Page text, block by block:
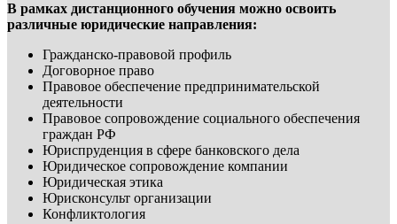
В рамках дистанционного обучения можно освоить
различные юридические направления:
Гражданско-правовой профиль
Договорное право
Правовое обеспечение предпринимательской
деятельности
Правовое сопровождение социального обеспечения
граждан РФ
Юриспруденция в сфере банковского дела
Юридическое сопровождение компании
Юридическая этика
Юрисконсульт организации
Конфликтология